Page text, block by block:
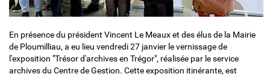
En présence du président Vincent Le Meaux et des élus de la Mairie
de Ploumilliau, a eu lieu vendredi 27 janvier le vernissage de
l'exposition "Trésor d'archives en Trégor", réalisée par le service
archives du Centre de Gestion. Cette exposition itinérante, est